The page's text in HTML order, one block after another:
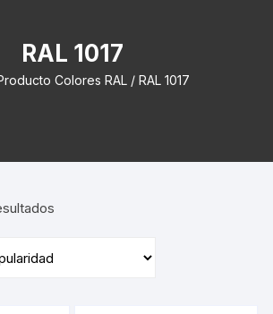
RAL 1017
Colores RAL / RAL 1017